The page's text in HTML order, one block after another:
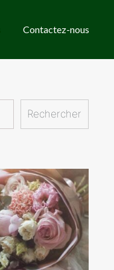
Contactez-nous
Rechercher